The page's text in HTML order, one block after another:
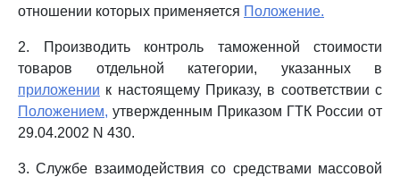
отношении которых применяется Положение.
2. Производить контроль таможенной стоимости
товаров отдельной категории, указанных в
приложении к настоящему Приказу, в соответствии с
Положением, утвержденным Приказом ГТК России от
29.04.2002 N 430.
3. Службе взаимодействия со средствами массовой